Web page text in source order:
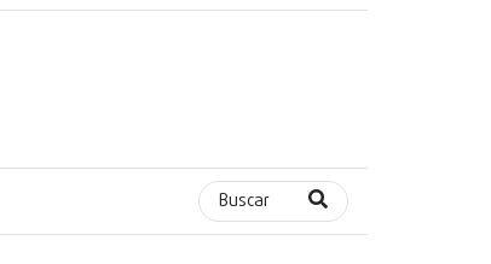
Buscar